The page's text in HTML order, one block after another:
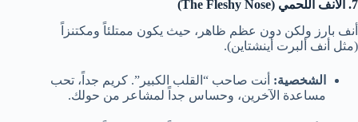
7. الأنف اللحمي (The Fleshy Nose)
أنف بارز ولكن دون عظم ظاهر، حيث يكون ممتلئاً ومكتنزاً
(مثل أنف ألبرت أينشتاين).
الشخصية: أنت صاحب “القلب الكبير”. كريم جداً، تحب
مساعدة الآخرين، وحساس جداً لمشاعر من حولك.